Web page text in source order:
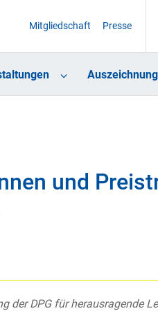
Mitgliedschaft Presse
und
der DPG für herausragende